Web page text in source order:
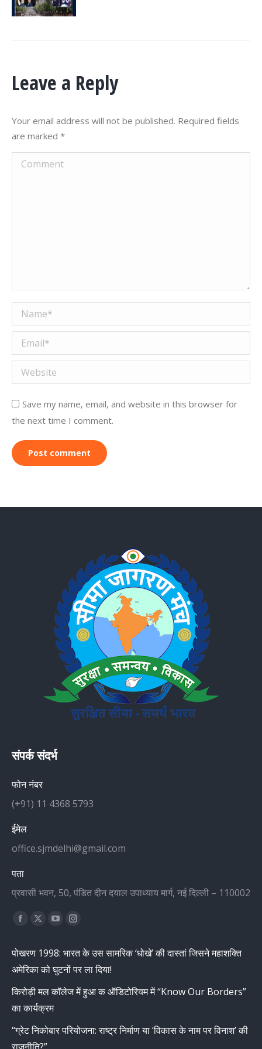
Leave a Reply
Your email address will not be published. Required fields
are marked *
Comment
Name *
Email *
Website
Save my name, email, and website in this browser for
the next time I comment.
Post comment
संपर्क संदर्भ
फोन नंबर
(+91) 11 4368 5793
ईमेल
office.sjmdelhi@gmail.com
पता
प्रवासी भवन, 50, पंडित दीन दयाल उपाध्याय मार्ग, नई दिल्ली – 110002
Find us on:
Facebook
opens
in
new
window
X
opens
in
new
window
YouTube
opens
in
new
window
Instagram
opens
in
new
window
पोखरण 1998: भारत के उस सामरिक ‘धोखे’ की दास्तां जिसने महाशक्ति
अमेरिका को घुटनों पर ला दिया!
किरोड़ी मल कॉलेज में हुआ क ऑडिटोरियम में “Know Our Borders”
का कार्यक्रम
“ग्रेट निकोबार परियोजना: राष्ट्र निर्माण या ‘विकास के नाम पर विनाश’ की